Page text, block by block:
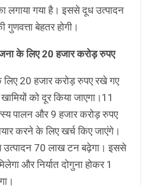
लगाया गया है। इससे दूध उत्पादन
गुणवत्ता बेहतर होगी।
के लिए 20 हजार करोड़ रुपए
लिए 20 हजार करोड़ रुपए रखे गए
को दूर किया जाएगा।11
पालन और 9 हजार करोड़ रुपए
करने के लिए खर्च किए जाएंगे।
70 लाख टन बढ़ेगा। इससे
और निर्यात दोगुना होकर 1